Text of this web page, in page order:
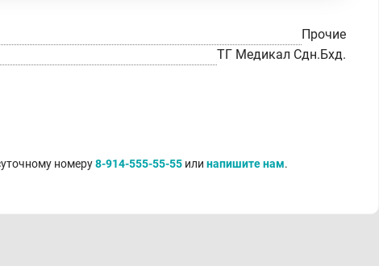
Прочие
ТГ Медикал Сдн.Бхд.
номеру8-914-555-55-55 или напишите нам.